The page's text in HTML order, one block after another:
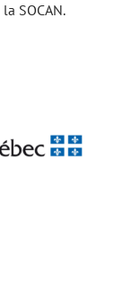
SOCAN.